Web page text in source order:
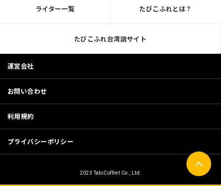
ライター一覧 たびこふれとは？
たびこふれ台湾語サイト
運営会社
お問い合わせ
利用規約
プライバシーポリシー
2023 TabiCoffret Co., Ltd.